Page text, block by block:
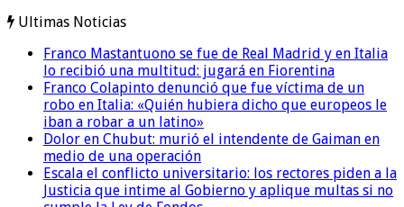
Ultimas Noticias
Franco Mastantuono se fue de Real Madrid y en Italia
lo recibió una multitud: jugará en Fiorentina
Franco Colapinto denunció que fue víctima de un
robo en Italia: «Quién hubiera dicho que europeos le
iban a robar a un latino»
Dolor en Chubut: murió el intendente de Gaiman en
medio de una operación
Escala el conflicto universitario: los rectores piden a la
Justicia que intime al Gobierno y aplique multas si no